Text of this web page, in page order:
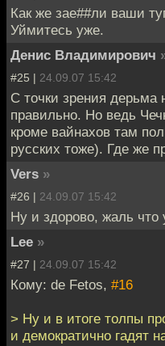
Как же зае##ли ваши
Уймитесь уже.
Денис Владимирович
#25 | 24.09.07 15:42
С точки зрения дерьма
правильно. Но ведь
кроме вайнахов там
русских тоже). Где же
Vers »
#26 | 24.09.07 15:42
Ну и здорово, жаль что
Lee »
#27 | 24.09.07 15:42
Кому: de Fetos, #16
> Ну и в итоге толпы
и демократично гадят